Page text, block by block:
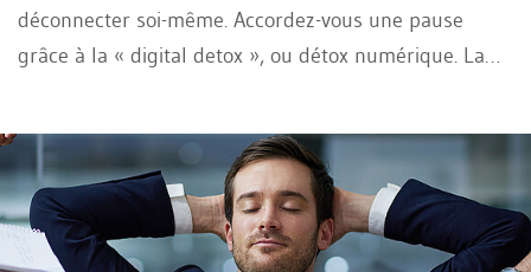
déconnecter soi-même. Accordez-vous une pause
grâce à la « digital detox », ou détox numérique. La